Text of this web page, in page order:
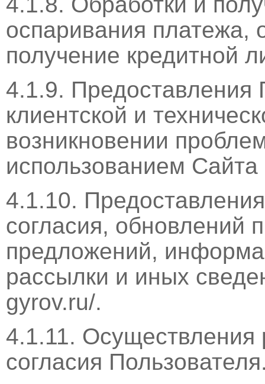
оспаривания платежа,
получение кредитной
4.1.9.
клиентской и
возникновении
использованием Сайта
4.1.10.
согласия, обновлений
предложений,
рассылки и иных
gyrov.ru/.
4.1.11. Осуществления
согласия